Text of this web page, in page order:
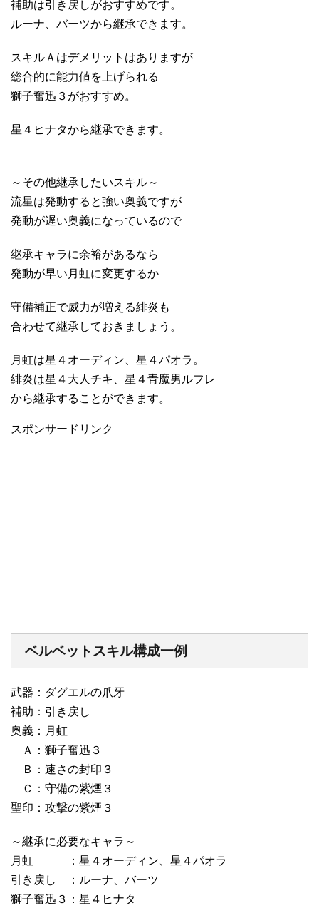
補助は引き戻しがおすすめです。
ルーナ、バーツから継承できます。
スキルＡはデメリットはありますが
総合的に能力値を上げられる
獅子奮迅３がおすすめ。
星４ヒナタから継承できます。
～その他継承したいスキル～
流星は発動すると強い奥義ですが
発動が遅い奥義になっているので
継承キャラに余裕があるなら
発動が早い月虹に変更するか
守備補正で威力が増える緋炎も
合わせて継承しておきましょう。
月虹は星４オーディン、星４パオラ。
緋炎は星４大人チキ、星４青魔男ルフレ
から継承することができます。
スポンサードリンク
ベルベットスキル構成一例
武器：ダグエルの爪牙
補助：引き戻し
奥義：月虹
Ａ：獅子奮迅３
Ｂ：速さの封印３
Ｃ：守備の紫煙３
聖印：攻撃の紫煙３
～継承に必要なキャラ～
月虹 ：星４オーディン、星４パオラ
引き戻し ：ルーナ、バーツ
獅子奮迅３：星４ヒナタ